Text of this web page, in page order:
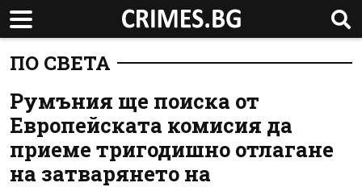
ПО СВЕТА
Румъния ще поиска от
Европейската комисия да
приеме тригодишно отлагане
на затварянето на